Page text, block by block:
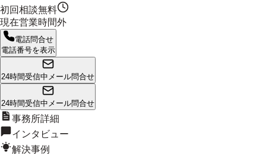
初回相談無料
現在営業時間外
電話問合せ
電話番号を表示
24時間受信中 メール問合せ
24時間受信中 メール問合せ
事務所詳細
インタビュー
解決事例